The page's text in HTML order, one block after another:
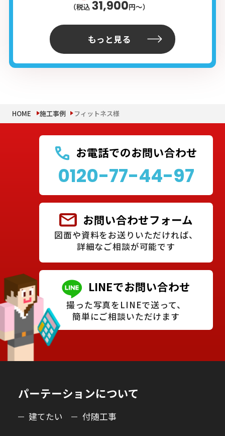
もっと見る
HOME 施工事例 フィットネス様
お電話でのお問い合わせ
0120-77-44-97
お問い合わせフォーム
図面や資料をお送りいただければ、
詳細なご相談が可能です
LINEでお問い合わせ
撮った写真をLINEで送って、
簡単にご相談いただけます
パーテーションについて
建てたい 付随工事